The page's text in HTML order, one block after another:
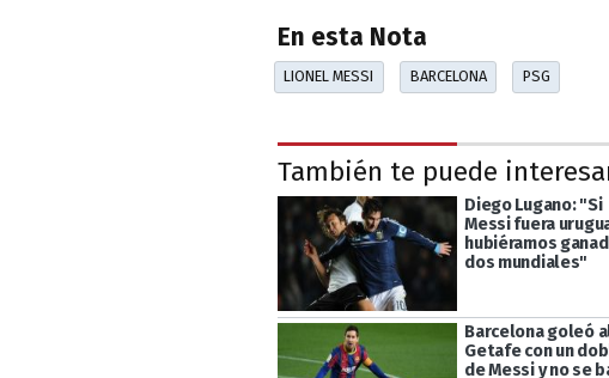
En esta Nota
LIONEL MESSI BARCELONA PSG
También te puede
Diego Lugano: "Si
Messi fuera
hubiéramos
dos mundiales"
Barcelona goleó
Getafe con un
de Messi y no se